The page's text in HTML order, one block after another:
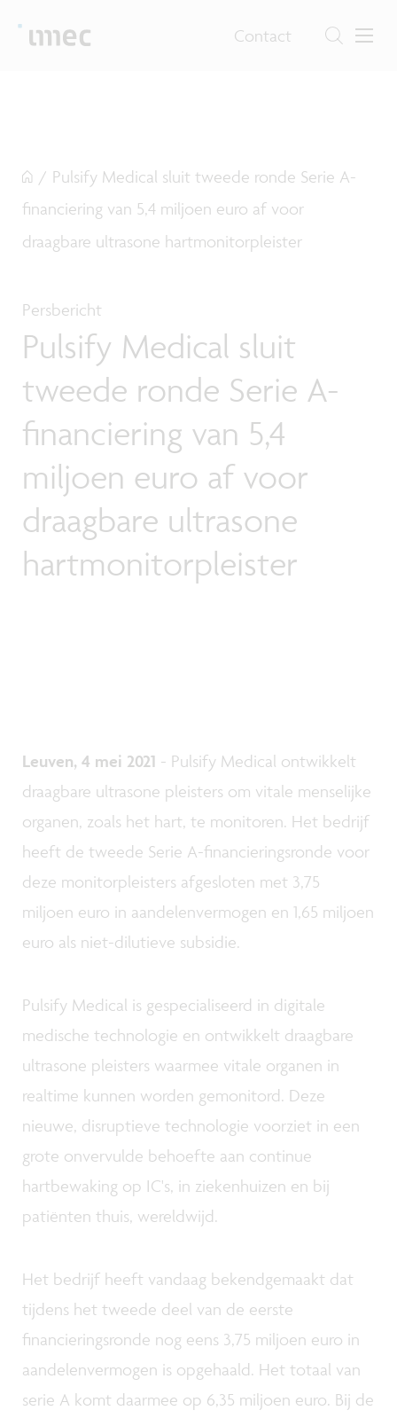
Contact
/ Pulsify Medical sluit tweede ronde Serie A-
financiering van 5,4 miljoen euro af voor
draagbare ultrasone hartmonitorpleister
Persbericht
Pulsify Medical sluit
tweede ronde Serie A-
financiering van 5,4
miljoen euro af voor
draagbare ultrasone
hartmonitorpleister
Leuven, 4 mei 2021 - Pulsify Medical ontwikkelt
draagbare ultrasone pleisters om vitale menselijke
organen, zoals het hart, te monitoren. Het bedrijf
heeft de tweede Serie A-financieringsronde voor
deze monitorpleisters afgesloten met 3,75
miljoen euro in aandelenvermogen en 1,65 miljoen
euro als niet-dilutieve subsidie.
Pulsify Medical is gespecialiseerd in digitale
medische technologie en ontwikkelt draagbare
ultrasone pleisters waarmee vitale organen in
realtime kunnen worden gemonitord. Deze
nieuwe, disruptieve technologie voorziet in een
grote onvervulde behoefte aan continue
hartbewaking op IC's, in ziekenhuizen en bij
patiënten thuis, wereldwijd.
Het bedrijf heeft vandaag bekendgemaakt dat
tijdens het tweede deel van de eerste
financieringsronde nog eens 3,75 miljoen euro in
aandelenvermogen is opgehaald. Het totaal van
serie A komt daarmee op 6,35 miljoen euro. Bij de